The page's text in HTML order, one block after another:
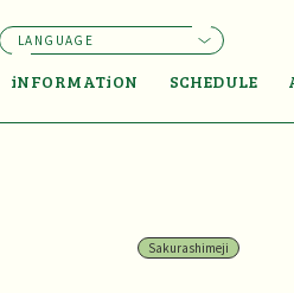
iNFORMATiON SCHEDULE
LANGUAGE
Sakurashimeji